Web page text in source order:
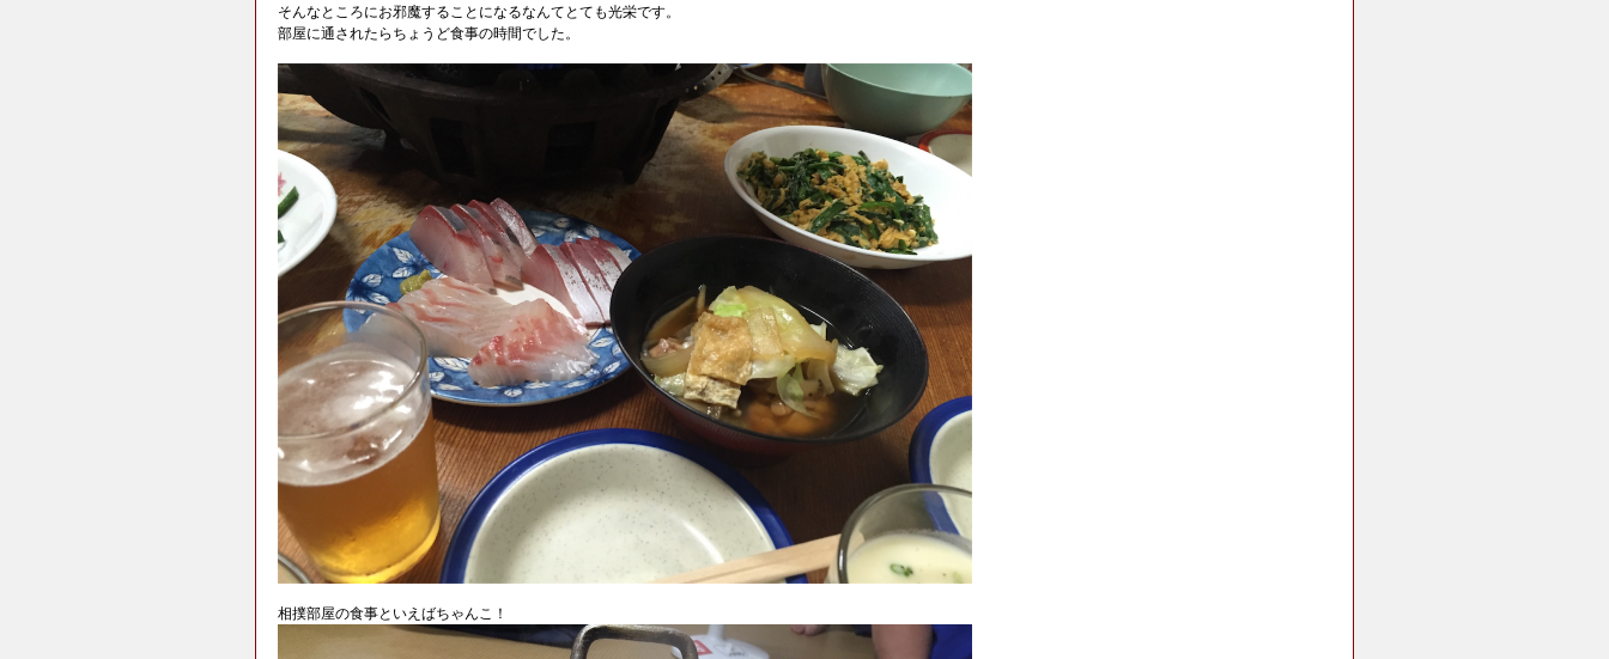
そんなところにお邪魔することになるなんてとても光栄です。
部屋に通されたらちょうど食事の時間でした。
相撲部屋の食事といえばちゃんこ！